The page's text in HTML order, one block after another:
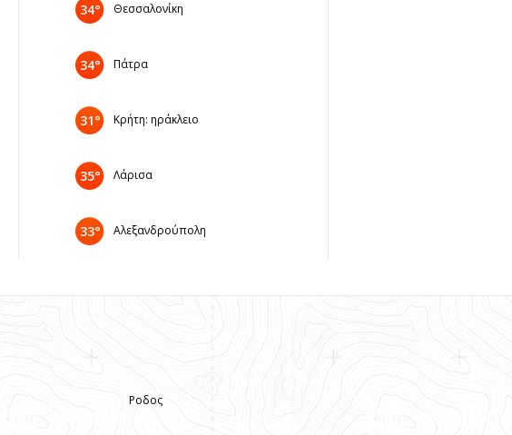
34° Θεσσαλονίκη
34° Πάτρα
31° Κρήτη: ηράκλειο
35° Λάρισα
33° Αλεξανδρούπολη
Ροδος